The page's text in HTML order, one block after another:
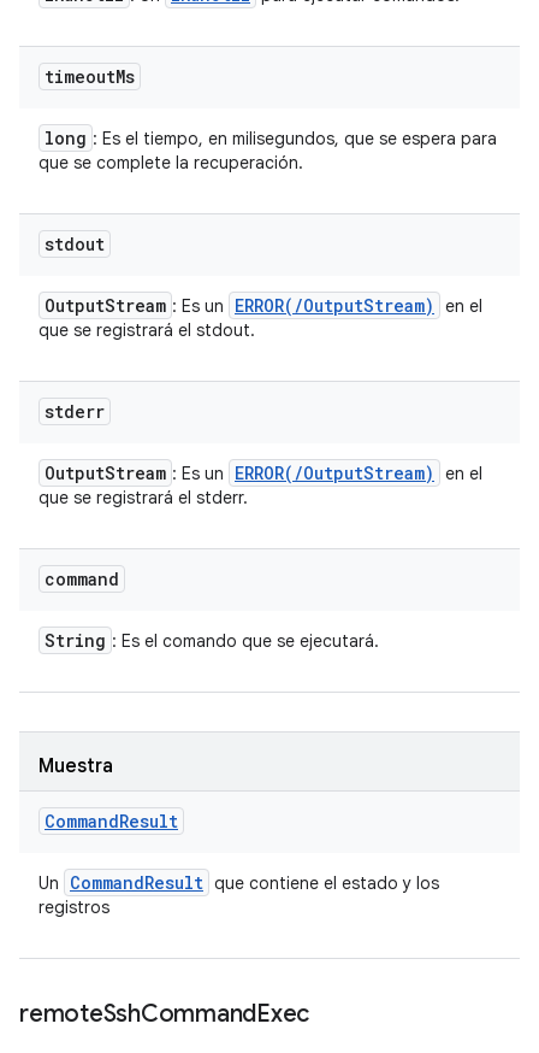
timeoutMs
long : Es el tiempo, en milisegundos, que se espera para
que se complete la recuperación.
stdout
OutputStream : Es un ERROR( /OutputStream)
en el
que se registrará el stdout.
stderr
OutputStream : Es un ERROR( /OutputStream)
en el
que se registrará el stderr.
command
String : Es el comando que se ejecutará.
Muestra
CommandResult
Un CommandResult que contiene el estado y los
registros
remoteSshCommandExec